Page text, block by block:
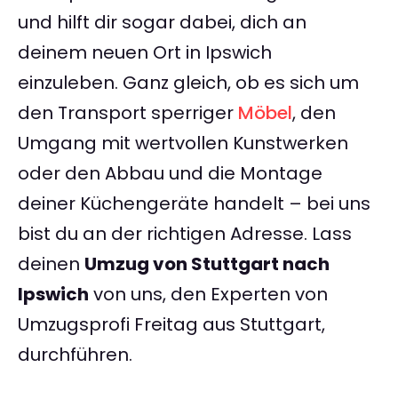
und hilft dir sogar dabei, dich an
deinem neuen Ort in Ipswich
einzuleben. Ganz gleich, ob es sich um
den Transport sperriger Möbel, den
Umgang mit wertvollen Kunstwerken
oder den Abbau und die Montage
deiner Küchengeräte handelt – bei uns
bist du an der richtigen Adresse. Lass
deinen Umzug von Stuttgart nach
Ipswich von uns, den Experten von
Umzugsprofi Freitag aus Stuttgart,
durchführen.